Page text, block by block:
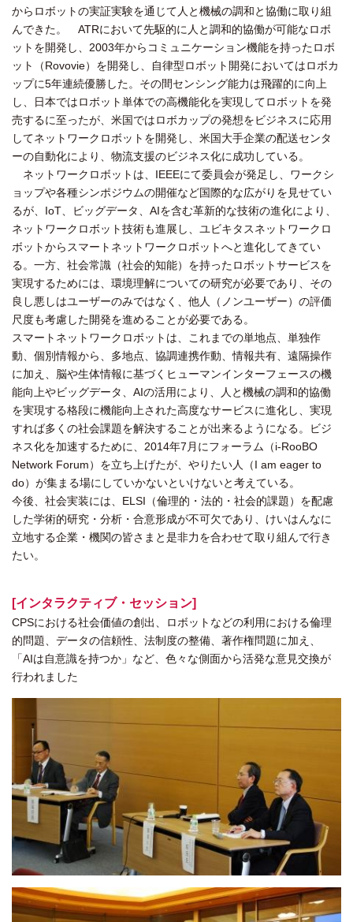
からロボットの実証実験を通じて人と機械の調和と協働に取り組
んできた。 ATRにおいて先駆的に人と調和的協働が可能なロボ
ットを開発し、2003年からコミュニケーション機能を持ったロボ
ット（Rovovie）を開発し、自律型ロボット開発においてはロボカ
ップに5年連続優勝した。その間センシング能力は飛躍的に向上
し、日本ではロボット単体での高機能化を実現してロボットを発
売するに至ったが、米国ではロボカップの発想をビジネスに応用
してネットワークロボットを開発し、米国大手企業の配送センタ
ーの自動化により、物流支援のビジネス化に成功している。
ネットワークロボットは、IEEEにて委員会が発足し、ワークシ
ョップや各種シンポジウムの開催など国際的な広がりを見せてい
るが、IoT、ビッグデータ、AIを含む革新的な技術の進化により、
ネットワークロボット技術も進展し、ユビキタスネットワークロ
ボットからスマートネットワークロボットへと進化してきてい
る。一方、社会常識（社会的知能）を持ったロボットサービスを
実現するためには、環境理解についての研究が必要であり、その
良し悪しはユーザーのみではなく、他人（ノンユーザー）の評価
尺度も考慮した開発を進めることが必要である。
スマートネットワークロボットは、これまでの単地点、単独作
動、個別情報から、多地点、協調連携作動、情報共有、遠隔操作
に加え、脳や生体情報に基づくヒューマンインターフェースの機
能向上やビッグデータ、AIの活用により、人と機械の調和的協働
を実現する格段に機能向上された高度なサービスに進化し、実現
すれば多くの社会課題を解決することが出来るようになる。ビジ
ネス化を加速するために、2014年7月にフォーラム（i-RooBO
Network Forum）を立ち上げたが、やりたい人（I am eager to
do）が集まる場にしていかないといけないと考えている。
今後、社会実装には、ELSI（倫理的・法的・社会的課題）を配慮
した学術的研究・分析・合意形成が不可欠であり、けいはんなに
立地する企業・機関の皆さまと是非力を合わせて取り組んで行き
たい。
[インタラクティブ・セッション]
CPSにおける社会価値の創出、ロボットなどの利用における倫理
的問題、データの信頼性、法制度の整備、著作権問題に加え、
「AIは自意識を持つか」など、色々な側面から活発な意見交換が
行われました